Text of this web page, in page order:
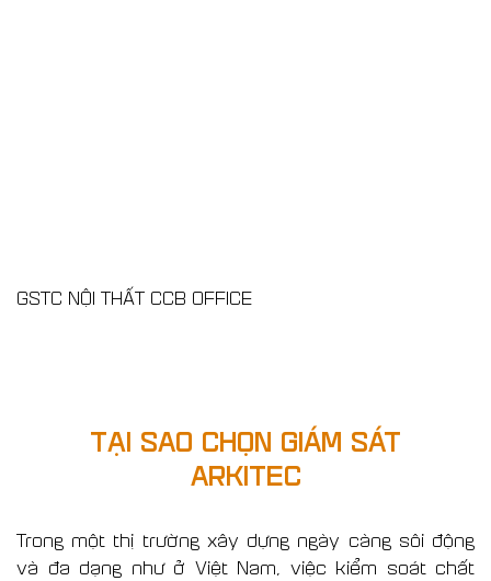
GSTC NỘI THẤT CCB OFFICE
TẠI SAO CHỌN GIÁM SÁT
ARKITEC
Trong một thị trường xây dựng ngày càng sôi động
và đa dạng như ở Việt Nam, việc kiểm soát chất